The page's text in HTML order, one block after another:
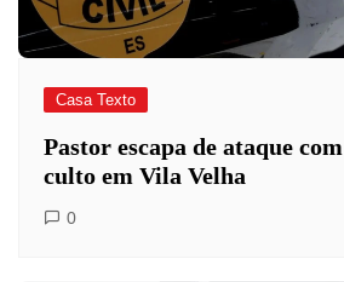
Casa Texto
Pastor escapa de ataque
culto em Vila Velha
0